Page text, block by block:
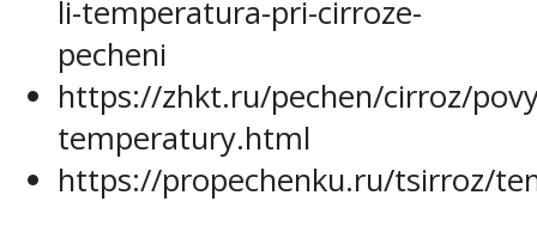
li-temperatura-pri-cirroze-
pecheni
https://zhkt.ru/pechen/cirroz/
temperatury.html
https://propechenku.ru/tsirroz/